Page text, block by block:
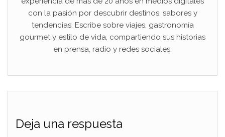
con la pasión por descubrir destinos, sabores y
tendencias. Escribe sobre viajes, gastronomía
gourmet y estilo de vida, compartiendo sus historias
en prensa, radio y redes sociales.
Deja una respuesta